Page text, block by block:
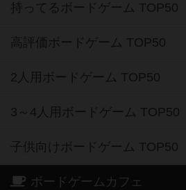
持ってるボードゲーム TOP50
高評価ボードゲーム TOP50
2人用ボードゲーム TOP50
3～4人用ボードゲーム TOP50
子供向けボードゲーム TOP50
ボードゲームカフェ